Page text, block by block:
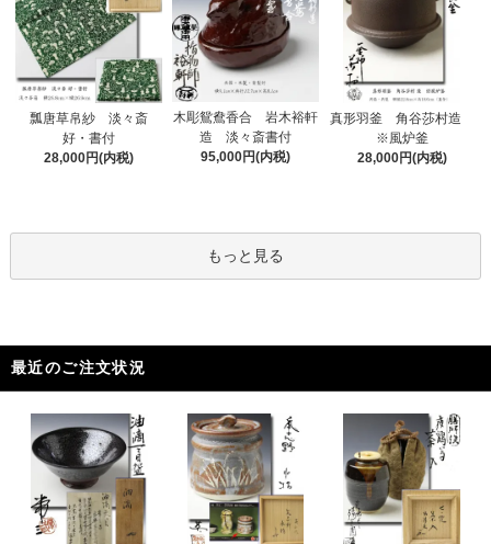
瓢唐草帛紗 淡々斎
好・書付
28,000円(内税)
木彫鴛鴦香合 岩木裕軒
造 淡々斎書付
95,000円(内税)
真形羽釜 角谷莎村造
※風炉釜
28,000円(内税)
もっと見る
最近のご注文状況